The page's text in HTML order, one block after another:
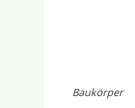
Baukörper